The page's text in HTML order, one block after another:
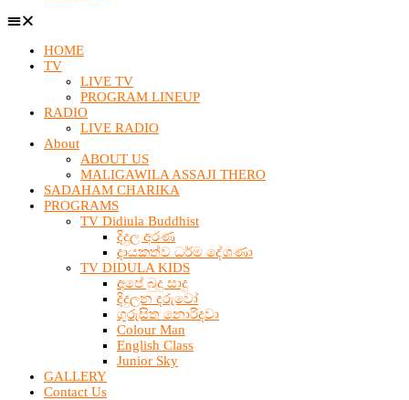
HOME
TV
LIVE TV
PROGRAM LINEUP
RADIO
LIVE RADIO
About
ABOUT US
MALIGAWILA ASSAJI THERO
SADAHAM CHARIKA
PROGRAMS
TV Didiula Buddhist
දිදුල අරණ
දායකත්ව ධර්ම දේශණා
TV DIDULA KIDS
අපේ බුදු සාදු
දිදුලන දරුවෝ
ගුරුසිත නොරිදවා
Colour Man
English Class
Junior Sky
GALLERY
Contact Us